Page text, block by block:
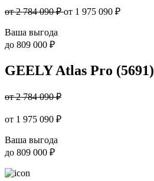
от 2 784 090 ₽от 1 975 090 ₽
Ваша выгода
до 809 000 ₽
GEELY Atlas Pro (5691)
от 2 784 090 ₽
от 1 975 090 ₽
Ваша выгода
до 809 000 ₽